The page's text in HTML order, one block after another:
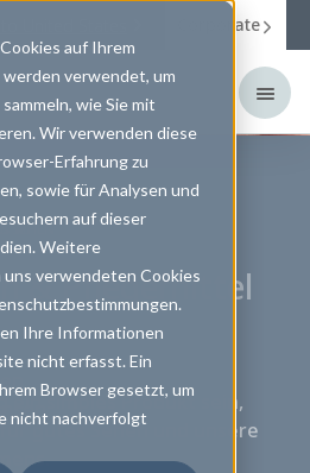
auf Ihrem
verwendet, um
wie Sie mit
Wir verwenden diese
Erfahrung zu
sowie für Analysen und
auf dieser
Weitere
verwendeten Cookies
Ihre Informationen
nicht erfasst. Ein
Browser gesetzt, um
nicht nachverfolgt
Corporate
SEHEN
& Pflegemittel
an
ein simples Produkt sein,
gutes Sehen und unsere
ERFOLG
more.
Angebot umfasst
Produkte. Finde
Du aus einer
gewinnen kannst.